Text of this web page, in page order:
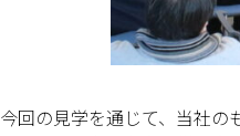
今回の見学を通じて、当社